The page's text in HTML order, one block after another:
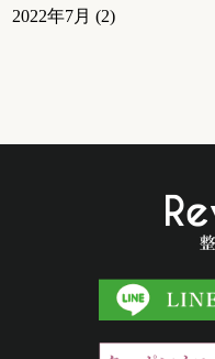
2022年7月 (2)